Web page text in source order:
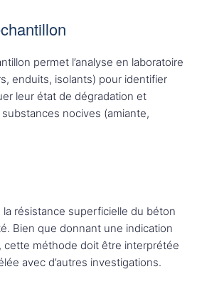
permet l’analyse en laboratoire
enduits, isolants) pour identifier
leur état de dégradation et
nocives (amiante,
résistance superficielle du béton
Bien que donnant une indication
cette méthode doit être interprétée
avec d’autres investigations.